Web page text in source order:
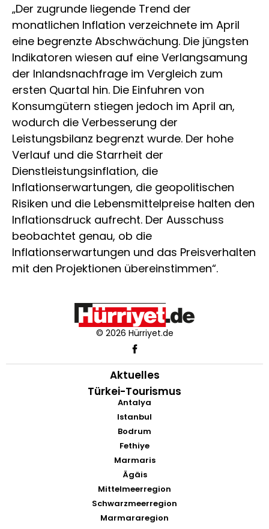
„Der zugrunde liegende Trend der
monatlichen Inflation verzeichnete im April
eine begrenzte Abschwächung. Die jüngsten
Indikatoren wiesen auf eine Verlangsamung
der Inlandsnachfrage im Vergleich zum
ersten Quartal hin. Die Einfuhren von
Konsumgütern stiegen jedoch im April an,
wodurch die Verbesserung der
Leistungsbilanz begrenzt wurde. Der hohe
Verlauf und die Starrheit der
Dienstleistungsinflation, die
Inflationserwartungen, die geopolitischen
Risiken und die Lebensmittelpreise halten den
Inflationsdruck aufrecht. Der Ausschuss
beobachtet genau, ob die
Inflationserwartungen und das Preisverhalten
mit den Projektionen übereinstimmen“.
© 2026 Hürriyet.de
Aktuelles
Türkei-Tourismus
Antalya
Istanbul
Bodrum
Fethiye
Marmaris
Ägäis
Mittelmeerregion
Schwarzmeerregion
Marmararegion